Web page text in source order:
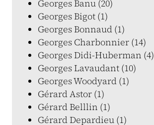
Georges Banu (20)
Georges Bigot (1)
Georges Bonnaud (1)
Georges Charbonnier (14)
Georges Didi-Huberman (4)
Georges Lavaudant (10)
Georges Woodyard (1)
Gérard Astor (1)
Gérard Belllin (1)
Gérard Depardieu (1)